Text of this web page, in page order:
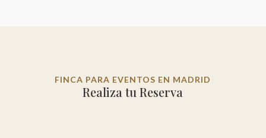
FINCA PARA EVENTOS EN MADRID
Realiza tu Reserva